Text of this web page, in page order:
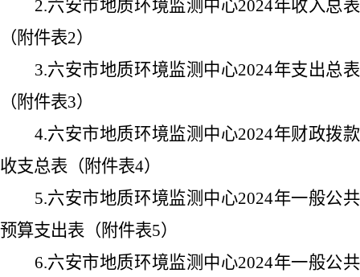
2.六安市地质环境监测中心2024年收入总表
（附件表2）
3.六安市地质环境监测中心2024年支出总表
（附件表3）
4.六安市地质环境监测中心2024年财政拨款
收支总表（附件表4）
5.六安市地质环境监测中心2024年一般公共
预算支出表（附件表5）
6.六安市地质环境监测中心2024年一般公共